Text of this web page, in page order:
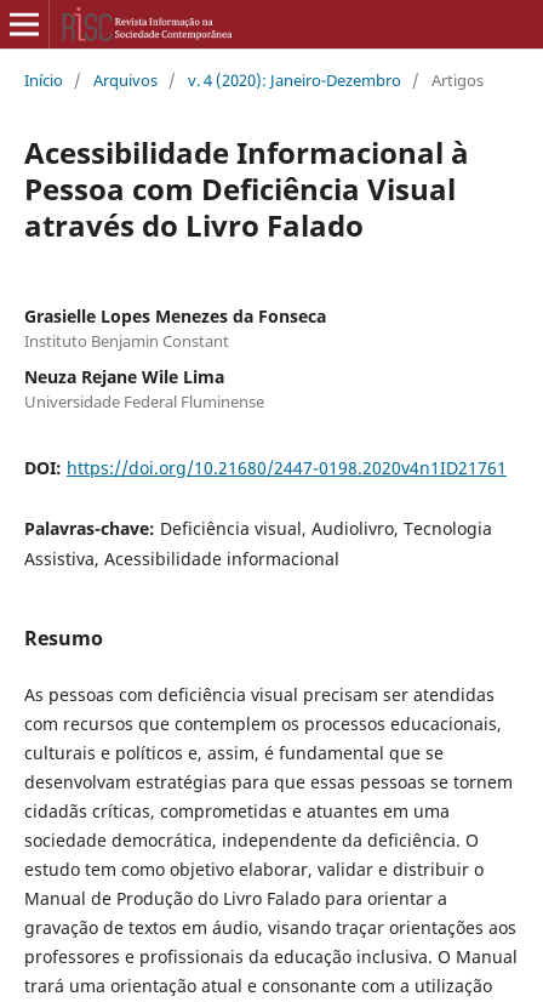
Início / Arquivos / v. 4 (2020): Janeiro-Dezembro / Artigos
Acessibilidade Informacional à
Pessoa com Deficiência Visual
através do Livro Falado
Grasielle Lopes Menezes da Fonseca
Instituto Benjamin Constant
Neuza Rejane Wile Lima
Universidade Federal Fluminense
DOI: https://doi.org/10.21680/2447-0198.2020v4n1ID21761
Palavras-chave: Deficiência visual, Audiolivro, Tecnologia
Assistiva, Acessibilidade informacional
Resumo
As pessoas com deficiência visual precisam ser atendidas
com recursos que contemplem os processos educacionais,
culturais e políticos e, assim, é fundamental que se
desenvolvam estratégias para que essas pessoas se tornem
cidadãs críticas, comprometidas e atuantes em uma
sociedade democrática, independente da deficiência. O
estudo tem como objetivo elaborar, validar e distribuir o
Manual de Produção do Livro Falado para orientar a
gravação de textos em áudio, visando traçar orientações aos
professores e profissionais da educação inclusiva. O Manual
trará uma orientação atual e consonante com a utilização